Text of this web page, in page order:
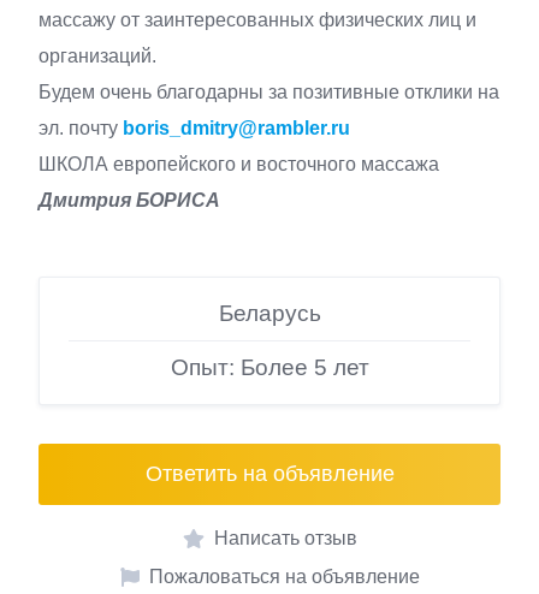
массажу от заинтересованных физических лиц и
организаций.
Будем очень благодарны за позитивные отклики на
эл. почту boris_dmitry@rambler.ru
ШКОЛА европейского и восточного массажа
Дмитрия БОРИСА
Беларусь
Опыт: Более 5 лет
Ответить на объявление
Написать отзыв
Пожаловаться на объявление